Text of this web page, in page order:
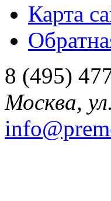
Карта
8 (495)
Москва,